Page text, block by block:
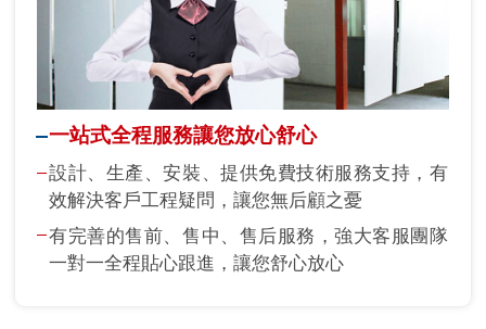
一站式全程服務讓您放心舒心
設計、生產、安裝、提供免費技術服務支持，有
效解決客戶工程疑問，讓您無后顧之憂
有完善的售前、售中、售后服務，強大客服團隊
一對一全程貼心跟進，讓您舒心放心